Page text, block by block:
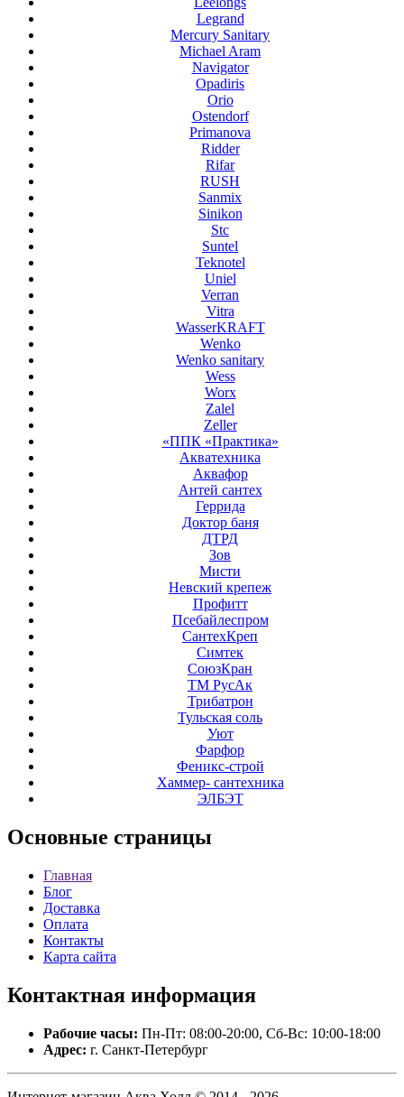
Legrand
Mercury Sanitary
Michael Aram
Navigator
Opadiris
Orio
Ostendorf
Primanova
Ridder
Rifar
RUSH
Sanmix
Sinikon
Stc
Suntel
Teknotel
Uniel
Verran
Vitra
WasserKRAFT
Wenko
Wenko sanitary
Wess
Worx
Zalel
Zeller
«ППК «Практика»
Акватехника
Аквафор
Антей сантех
Геррида
Доктор баня
ДТРД
Зов
Мисти
Невский крепеж
Профитт
Псебайлеспром
СантехКреп
Симтек
СоюзКран
ТМ РусАк
Трибатрон
Тульская соль
Уют
Фарфор
Феникс-строй
Хаммер- сантехника
ЭЛБЭТ
Основные страницы
Главная
Блог
Доставка
Оплата
Контакты
Карта сайта
Контактная информация
Рабочие часы: Пн-Пт: 08:00-20:00, Сб-Вс: 10:00-18:00
Адрес: г. Санкт-Петербург